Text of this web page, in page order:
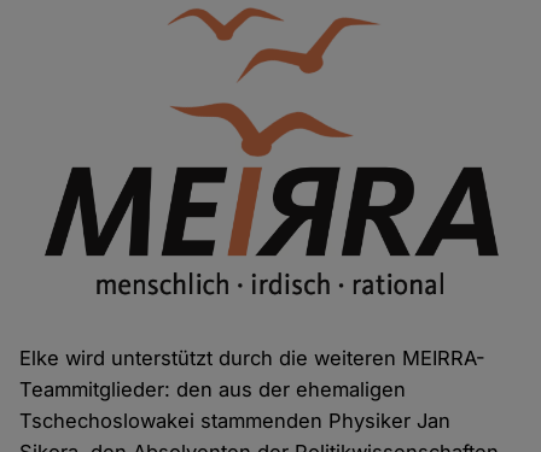
Elke wird unterstützt durch die weiteren MEIRRA-
Teammitglieder: den aus der ehemaligen
Tschechoslowakei stammenden Physiker Jan